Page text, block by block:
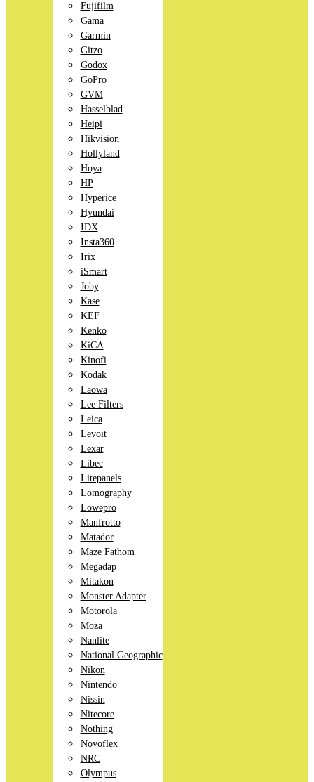
Fujifilm
Gama
Garmin
Gitzo
Godox
GoPro
GVM
Hasselblad
Heipi
Hikvision
Hollyland
Hoya
HP
Hyperice
Hyundai
IDX
Insta360
Irix
iSmart
Joby
Kase
KEF
Kenko
KiCA
Kinofi
Kodak
Laowa
Lee Filters
Leica
Levoit
Lexar
Libec
Litepanels
Lomography
Lowepro
Manfrotto
Matador
Maze Fathom
Megadap
Mitakon
Monster Adapter
Motorola
Moza
Nanlite
National Geographic
Nikon
Nintendo
Nissin
Nitecore
Nothing
Novoflex
NRC
Olympus